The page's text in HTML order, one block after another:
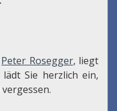
Peter Rosegger, liegt
Sie herzlich ein,